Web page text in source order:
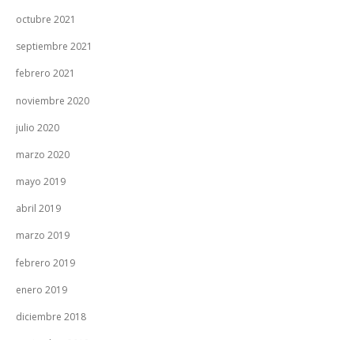
octubre 2021
septiembre 2021
febrero 2021
noviembre 2020
julio 2020
marzo 2020
mayo 2019
abril 2019
marzo 2019
febrero 2019
enero 2019
diciembre 2018